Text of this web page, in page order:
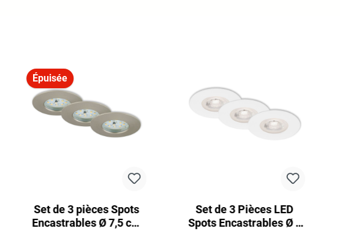
Épuisée
Set de 3 pièces Spots
Encastrables Ø 7,5 cm
Set de 3 Pièces LED
Spots Encastrables Ø 9